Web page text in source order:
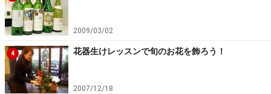
2009/03/02
4 花器生けレッスンで旬のお花を飾ろう！
2007/12/18